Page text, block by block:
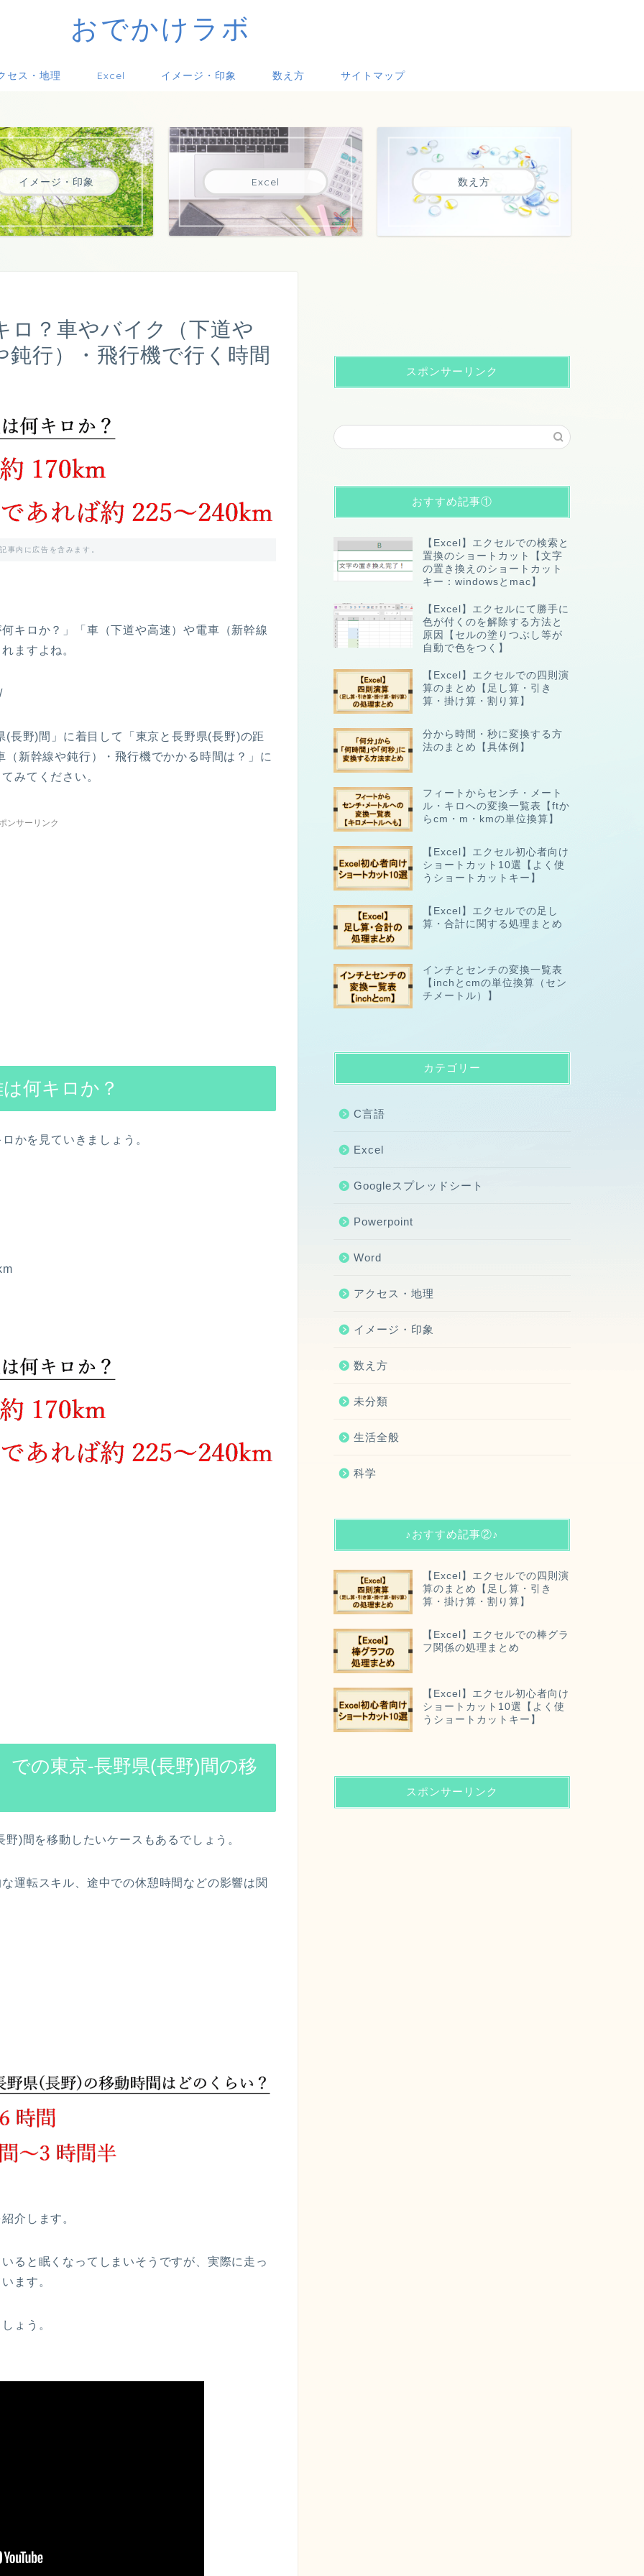
おでかけラボ
セス・地理 Excel イメージ・印象 数え方 サイトマップ
イメージ・印象 Excel 数え方
ロ？車やバイク（下道や
行）・飛行機で行く時間
事内に広告を含みます。
キロか？」「車（下道や高速）や電車（新幹線
ますよね。
長野)間」に着目して「東京と長野県(長野)の距
新幹線や鈍行）・飛行機でかかる時間は？」に
みてください。
ンサーリンク
何キロか？
かを見ていきましょう。
での東京-長野県(長野)間の移
)間を移動したいケースもあるでしょう。
運転スキル、途中での休憩時間などの影響は関
介します。
ると眠くなってしまいそうですが、実際に走っ
ます。
ょう。
スポンサーリンク
おすすめ記事①
【Excel】エクセルでの検索と
置換のショートカット【文字
の置き換えのショートカット
キー：windowsとmac】
【Excel】エクセルにて勝手に
色が付くのを解除する方法と
原因【セルの塗りつぶし等が
自動で色をつく】
【Excel】エクセルでの四則演
算のまとめ【足し算・引き
算・掛け算・割り算】
分から時間・秒に変換する方
法のまとめ【具体例】
フィートからセンチ・メート
ル・キロへの変換一覧表【ftか
らcm・m・kmの単位換算】
【Excel】エクセル初心者向け
ショートカット10選【よく使
うショートカットキー】
【Excel】エクセルでの足し
算・合計に関する処理まとめ
インチとセンチの変換一覧表
【inchとcmの単位換算（セン
チメートル）】
カテゴリー
C言語
Excel
Googleスプレッドシート
Powerpoint
Word
アクセス・地理
イメージ・印象
数え方
未分類
生活全般
科学
♪おすすめ記事②♪
【Excel】エクセルでの四則演
算のまとめ【足し算・引き
算・掛け算・割り算】
【Excel】エクセルでの棒グラ
フ関係の処理まとめ
【Excel】エクセル初心者向け
ショートカット10選【よく使
うショートカットキー】
スポンサーリンク